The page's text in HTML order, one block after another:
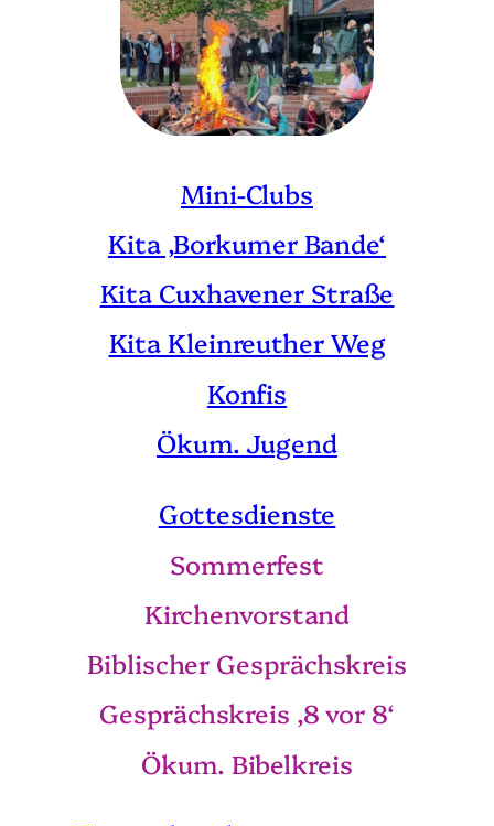
Mini-Clubs
Kita ‚Borkumer Bande‘
Kita Cuxhavener Straße
Kita Kleinreuther Weg
Konfis
Ökum. Jugend
Gottesdienste
Sommerfest
Kirchenvorstand
Biblischer Gesprächskreis
Gesprächskreis ‚8 vor 8‘
Ökum. Bibelkreis